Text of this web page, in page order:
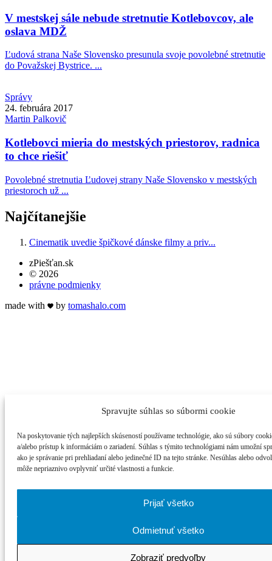
Spravujte súhlas so súbormi cookie
Na poskytovanie tých najlepších skúseností používame technológie, ako sú súbory
a/alebo prístup k informáciám o zariadení. Súhlas s týmito technológiami nám umožní
ako je správanie pri prehliadaní alebo jedinečné ID na tejto stránke. Nesúhlas alebo
môže nepriaznivo ovplyvniť určité vlastnosti a funkcie.
Prijať všetko
Odmietnuť všetko
Zobraziť predvoľby
V mestskej sále nebude stretnutie Kotlebovcov, ale
oslava MDŽ
Ľudová strana Naše Slovensko presunula svoje povolebné stretnutie
do Považskej Bystrice. ...
Správy
24. februára 2017
Martin Palkovič
Kotlebovci mieria do mestských priestorov, radnica
to chce riešiť
Povolebné stretnutia Ľudovej strany Naše Slovensko v mestských
priestoroch už ...
Najčítanejšie
Cinematik uvedie špičkové dánske filmy a priv...
zPiešťan.sk
© 2026
právne podmienky
made with
by tomashalo.com